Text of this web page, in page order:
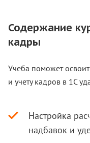
Содержание
кадры
Учеба поможет
и учету кадров в 1С
Настройка
надбавок и